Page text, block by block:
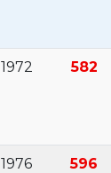
1972 582
1976 596